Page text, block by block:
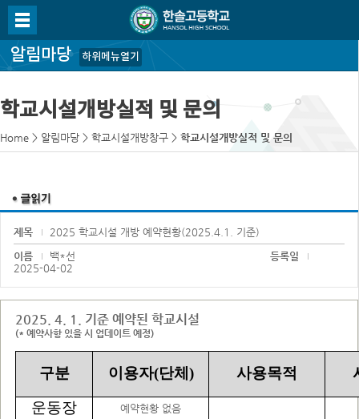
알림마당 하위메뉴열기
학교시설개방실적 및 문의
Home > 알림마당 > 학교시설개방창구 > 학교시설개방실적 및 문의
제목
2025 학교시설 개방 예약현황(2025.4.1. 기준)
이름
백*선
등록일
2025-04-02
2025. 4. 1. 기준 예약된 학교시설
(* 예약사항 있을 시 업데이트 예정)
구분 이용자(단체) 사용목적
운동장 예약현황 없음